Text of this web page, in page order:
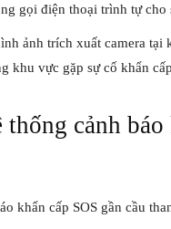
gọi điện thoại trình tự cho
ảnh trích xuất camera tại
khu vực gặp sự cố khẩn cấp
thống cảnh
khẩn cấp SOS gần cầu